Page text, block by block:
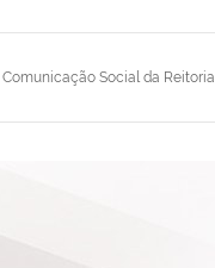
Comunicação Social da Reitoria